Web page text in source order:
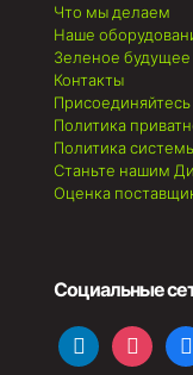
Что мы делаем
Наше
Зеленое будущее
Контакты
Политика
Политика
Станьте нашим
Оценка
Социальные
linkedin instagram